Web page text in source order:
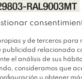
y de terceros para
publicidad relacionada
el análisis de sus
consideramos que
u obtener